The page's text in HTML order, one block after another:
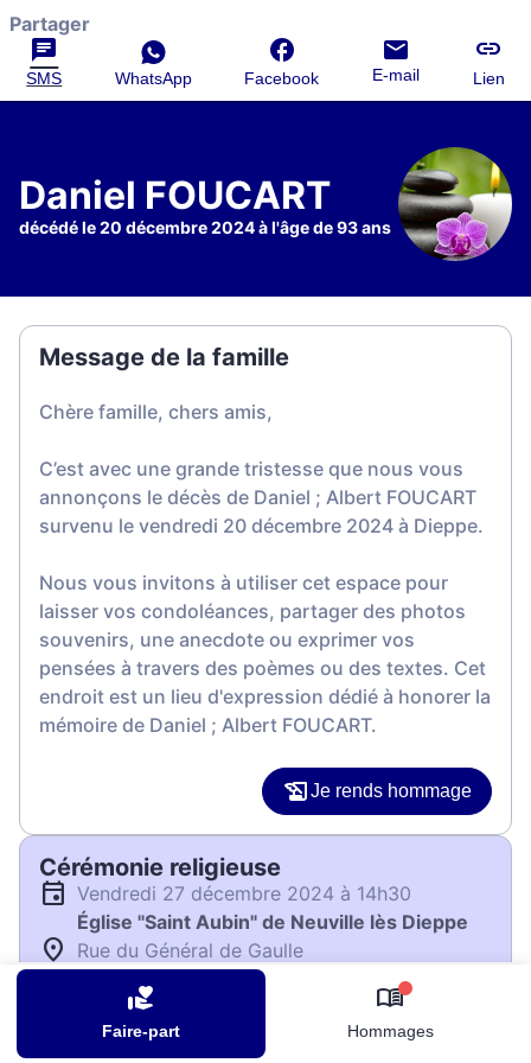
Faire-part Hommages
Partager
SMS WhatsApp Facebook E-mail Lien
Daniel FOUCART
décédé le 20 décembre 2024 à l'âge de 93 ans
Message de la famille
Chère famille, chers amis,
C’est avec une grande tristesse que nous vous
annonçons le décès de Daniel ; Albert FOUCART
survenu le vendredi 20 décembre 2024 à Dieppe.
Nous vous invitons à utiliser cet espace pour
laisser vos condoléances, partager des photos
souvenirs, une anecdote ou exprimer vos
pensées à travers des poèmes ou des textes. Cet
endroit est un lieu d'expression dédié à honorer la
mémoire de Daniel ; Albert FOUCART.
Je rends hommage
Cérémonie religieuse
vendredi 27 décembre 2024 à 14h30
Église "Saint Aubin" de Neuville lès Dieppe
Rue du Général de Gaulle
76370 Neuville lès Dieppe